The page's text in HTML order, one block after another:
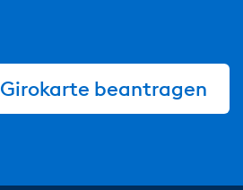
Girokarte beantragen